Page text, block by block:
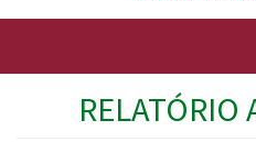
RELATÓRIO